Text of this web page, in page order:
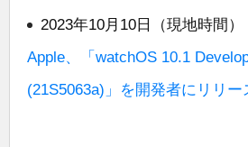
2023年10月10日（現地時間）
Apple、「watchOS 10.1
(21S5063a)」を開発者にリリー